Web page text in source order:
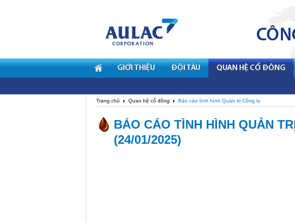
GIỚI THIỆU ĐỘI TÀU QUAN HỆ CỔ ĐÔNG
Trang chủ Quan hệ cổ đông Báo cáo tình hình Quản trị Công ty
BÁO CÁO TÌNH HÌNH QUẢN
(24/01/2025)